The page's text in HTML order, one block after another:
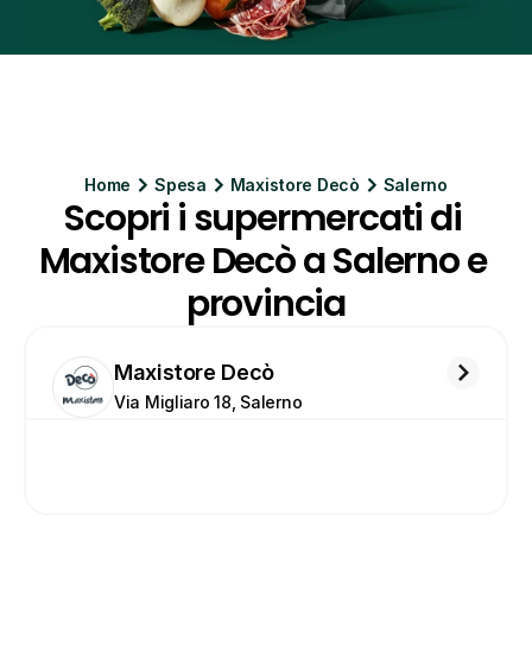
Home Spesa Maxistore Decò Salerno
Scopri i supermercati di
Maxistore Decò a Salerno e
provincia
Maxistore Decò
Via Migliaro 18, Salerno